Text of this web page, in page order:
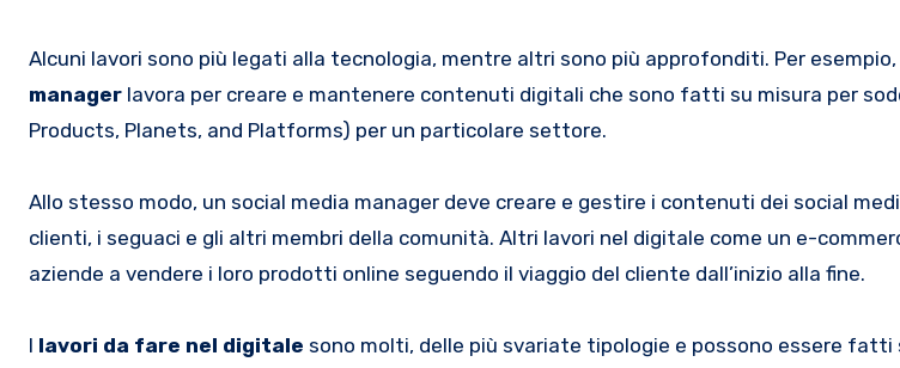
Alcuni lavori sono più legati alla tecnologia, mentre altri sono più approfonditi. Per esempio,
manager lavora per creare e mantenere contenuti digitali che sono fatti su misura per
Products, Planets, and Platforms) per un particolare settore.
Allo stesso modo, un social media manager deve creare e gestire i contenuti dei social
clienti, i seguaci e gli altri membri della comunità. Altri lavori nel digitale come un e-
aziende a vendere i loro prodotti online seguendo il viaggio del cliente dall’inizio alla fine.
I lavori da fare nel digitale sono molti, delle più svariate tipologie e possono essere fatti